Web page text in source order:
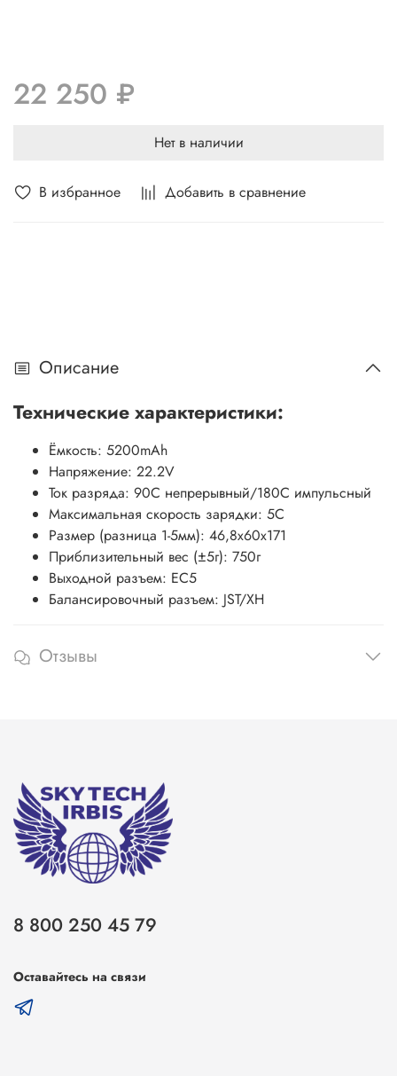
В избранное Добавить в сравнение
22 250 ₽
Нет в наличии
Описание
Технические характеристики:
Ёмкость: 5200mAh
Напряжение: 22.2V
Ток разряда: 90C непрерывный/180C импульсный
Максимальная скорость зарядки: 5C
Размер (разница 1-5мм): 46,8х60х171
Приблизительный вес (±5г): 750г
Выходной разъем: EC5
Балансировочный разъем: JST/XH
Отзывы
8 800 250 45 79
Оставайтесь на связи